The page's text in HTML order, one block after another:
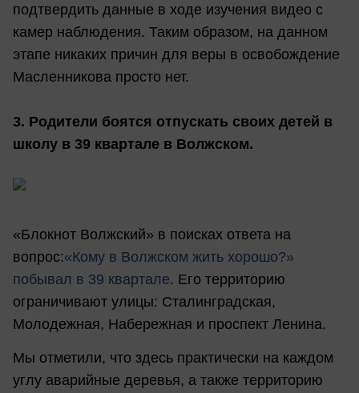
подтвердить данные в ходе изучения видео с
камер наблюдения. Таким образом, на данном
этапе никаких причин для веры в освобождение
Масленникова просто нет.
3. Родители боятся отпускать своих детей в
школу в 39 квартале в Волжском.
«Блокнот Волжский» в поисках ответа на
вопрос:«Кому в Волжском жить хорошо?»
побывал в 39 квартале. Его территорию
ограничивают улицы: Сталинградская,
Молодежная, Набережная и проспект Ленина.
Мы отметили, что здесь практически на каждом
углу аварийные деревья, а также территорию